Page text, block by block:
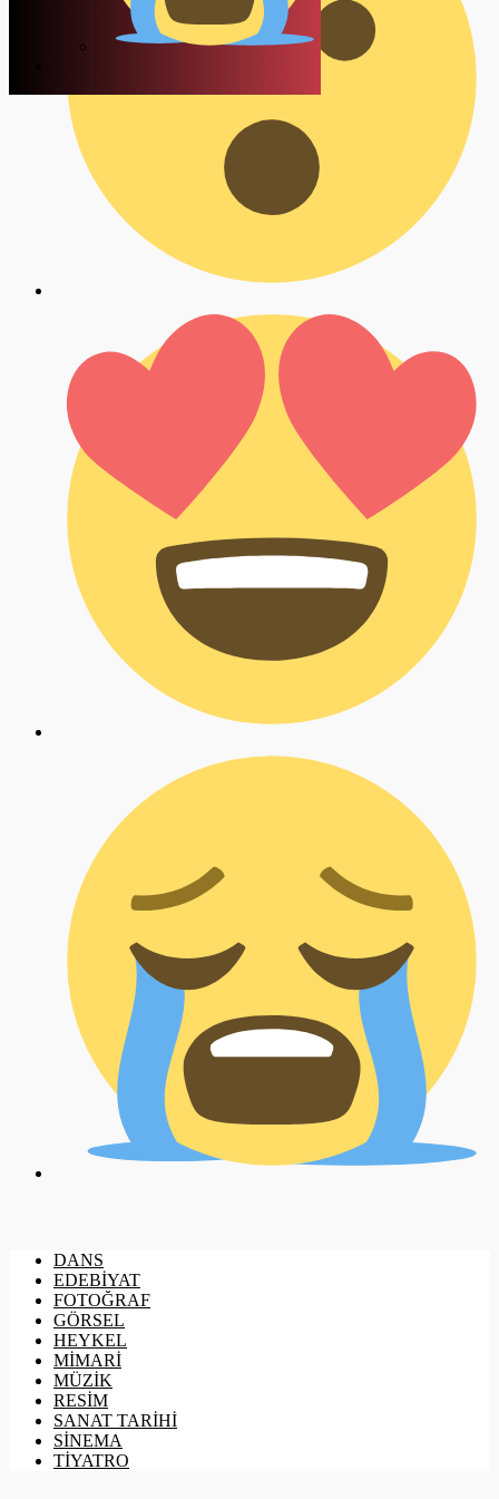
DANS
EDEBİYAT
FOTOĞRAF
GÖRSEL
HEYKEL
MİMARİ
MÜZİK
RESİM
SANAT TARİHİ
SİNEMA
TİYATRO